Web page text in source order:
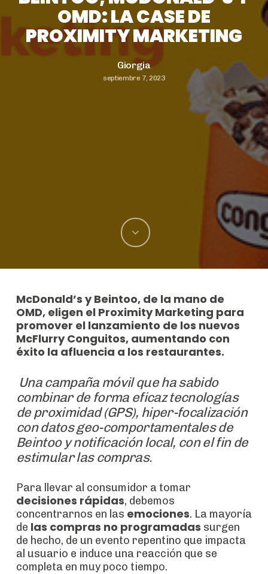
OMD: LA CASE DE
PROXIMITY MARKETING
Giorgia
septiembre 7, 2023
McDonald’s y Beintoo, de la mano de
OMD, eligen el Proximity Marketing para
promover el lanzamiento de los nuevos
McFlurry Conguitos, aumentando con
éxito la afluencia a los restaurantes.
Una campaña móvil que ha sabido
combinar de forma eficaz tecnologías
de proximidad (GPS), hiper-focalización
con datos geo-comportamentales de
Beintoo y notificación local, con el fin de
estimular las compras.
Para llevar al consumidor a tomar
decisiones rápidas, debemos
concentrarnos en las emociones. La mayoría
de las compras no programadas surgen
de hecho, de un evento repentino que impacta
al usuario e induce una reacción que se
completa en muy poco tiempo.